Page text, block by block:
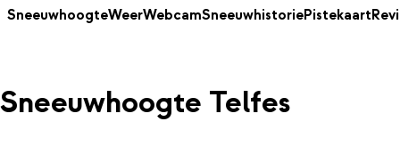
SneeuwhoogteWeerWebcamSneeuwhistoriePistekaart
Sneeuwhoogte Telfes